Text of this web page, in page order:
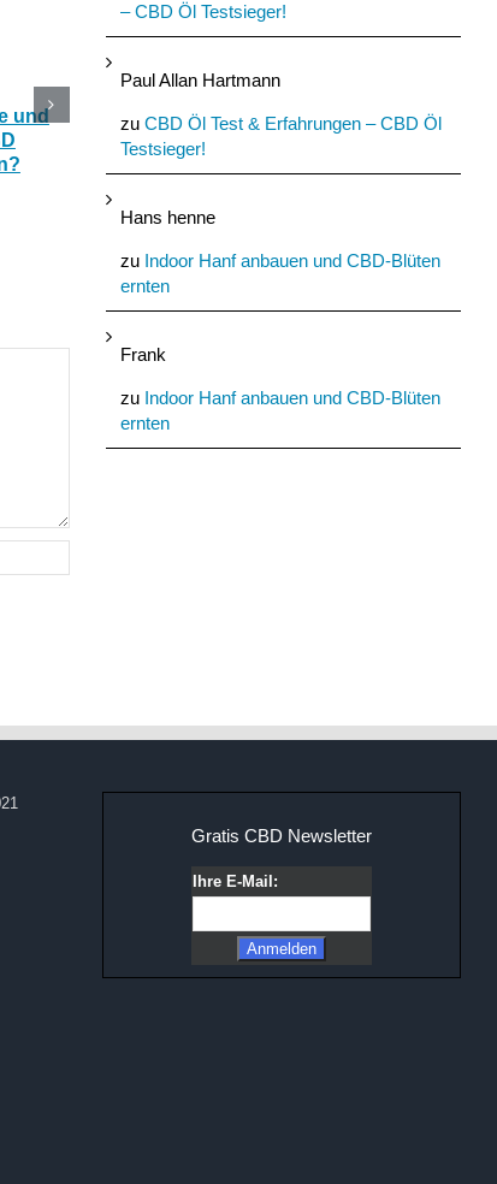
und
Katerstimmung: Wie
hilfreich ist CBD Hanf
nach zu viel Alkohol?
Kommentare
Das Ökohaus aus
Nutzhanf und
– CBD Öl Testsieger!
Paul Allan Hartmann
zu CBD Öl Test & Erfahrungen – CBD Öl
Testsieger!
Hans henne
zu Indoor Hanf anbauen und CBD-Blüten
ernten
Frank
zu Indoor Hanf anbauen und CBD-Blüten
ernten
Gratis CBD Newsletter
Ihre E-Mail: